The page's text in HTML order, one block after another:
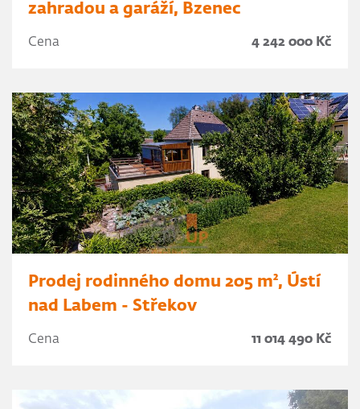
zahradou a garáží, Bzenec
Cena 4 242 000 Kč
Prodej rodinného domu 205 m², Ústí
nad Labem - Střekov
Cena 11 014 490 Kč